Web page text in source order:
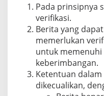
Pada prinsipnya
verifikasi.
Berita yang
memerlukan
untuk
keberimbangan.
Ketentuan
dikecualikan,